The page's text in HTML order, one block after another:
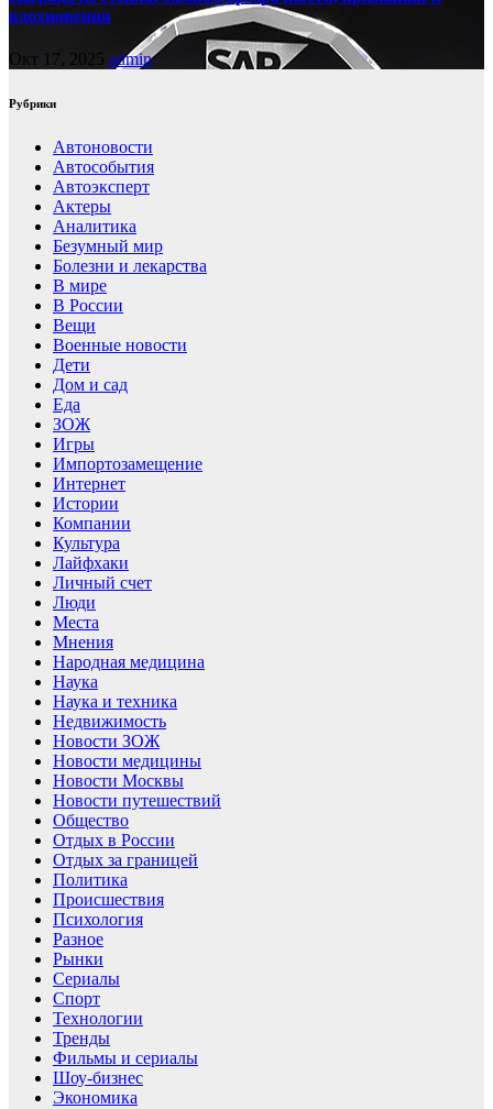
вдохновения
Окт 17, 2025 admin
Рубрики
Автоновости
Автособытия
Автоэксперт
Актеры
Аналитика
Безумный мир
Болезни и лекарства
В мире
В России
Вещи
Военные новости
Дети
Дом и сад
Еда
ЗОЖ
Игры
Импортозамещение
Интернет
Истории
Компании
Культура
Лайфхаки
Личный счет
Люди
Места
Мнения
Народная медицина
Наука
Наука и техника
Недвижимость
Новости ЗОЖ
Новости медицины
Новости Москвы
Новости путешествий
Общество
Отдых в России
Отдых за границей
Политика
Происшествия
Психология
Разное
Рынки
Сериалы
Спорт
Технологии
Тренды
Фильмы и сериалы
Шоу-бизнес
Экономика